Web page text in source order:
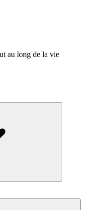
au long de la vie